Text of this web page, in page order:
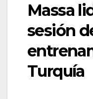
Massa
sesión
Turquía